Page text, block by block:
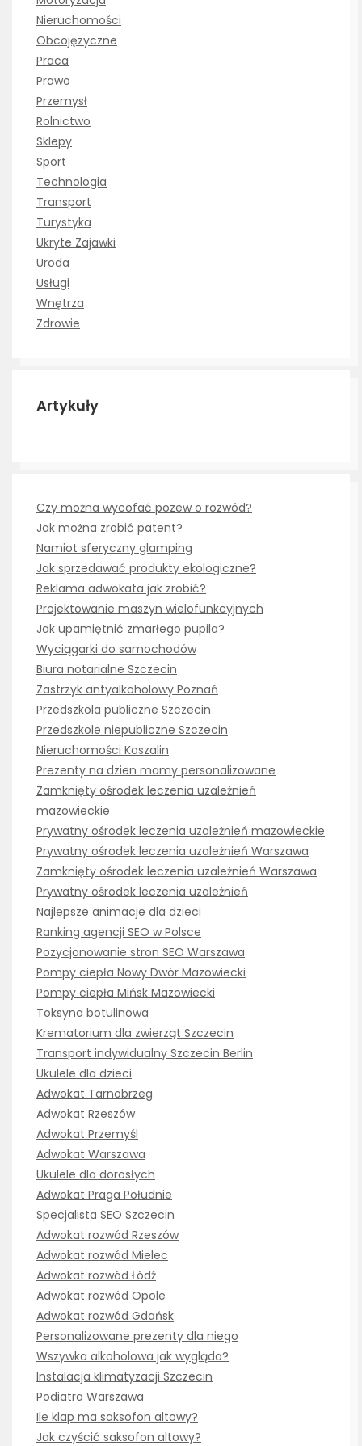
Nieruchomości
Obcojęzyczne
Praca
Prawo
Przemysł
Rolnictwo
Sklepy
Sport
Technologia
Transport
Turystyka
Ukryte Zajawki
Uroda
Usługi
Wnętrza
Zdrowie
Artykuły
Czy można wycofać pozew o rozwód?
Jak można zrobić patent?
Namiot sferyczny glamping
Jak sprzedawać produkty ekologiczne?
Reklama adwokata jak zrobić?
Projektowanie maszyn wielofunkcyjnych
Jak upamiętnić zmarłego pupila?
Wyciągarki do samochodów
Biura notarialne Szczecin
Zastrzyk antyalkoholowy Poznań
Przedszkola publiczne Szczecin
Przedszkole niepubliczne Szczecin
Nieruchomości Koszalin
Prezenty na dzien mamy personalizowane
Zamknięty ośrodek leczenia uzależnień
mazowieckie
Prywatny ośrodek leczenia uzależnień mazowieckie
Prywatny ośrodek leczenia uzależnień Warszawa
Zamknięty ośrodek leczenia uzależnień Warszawa
Prywatny ośrodek leczenia uzależnień
Najlepsze animacje dla dzieci
Ranking agencji SEO w Polsce
Pozycjonowanie stron SEO Warszawa
Pompy ciepła Nowy Dwór Mazowiecki
Pompy ciepła Mińsk Mazowiecki
Toksyna botulinowa
Krematorium dla zwierząt Szczecin
Transport indywidualny Szczecin Berlin
Ukulele dla dzieci
Adwokat Tarnobrzeg
Adwokat Rzeszów
Adwokat Przemyśl
Adwokat Warszawa
Ukulele dla dorosłych
Adwokat Praga Południe
Specjalista SEO Szczecin
Adwokat rozwód Rzeszów
Adwokat rozwód Mielec
Adwokat rozwód Łódź
Adwokat rozwód Opole
Adwokat rozwód Gdańsk
Personalizowane prezenty dla niego
Wszywka alkoholowa jak wygląda?
Instalacja klimatyzacji Szczecin
Podiatra Warszawa
Ile klap ma saksofon altowy?
Jak czyścić saksofon altowy?